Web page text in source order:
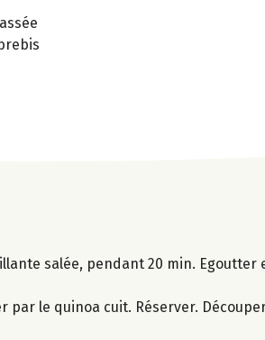
salée, pendant 20 min. Egoutter
le quinoa cuit. Réserver.